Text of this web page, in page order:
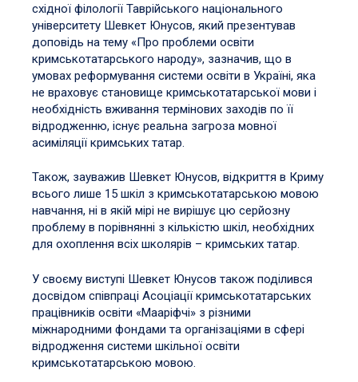
східної філології Таврійського національного
університету Шевкет Юнусов, який презентував
доповідь на тему «Про проблеми освіти
кримськотатарського народу», зазначив, що в
умовах реформування системи освіти в Україні, яка
не враховує становище кримськотатарської мови і
необхідність вживання термінових заходів по її
відродженню, існує реальна загроза мовної
асиміляції кримських татар.
Також, зауважив Шевкет Юнусов, відкриття в Криму
всього лише 15 шкіл з кримськотатарською мовою
навчання, ні в якій мірі не вирішує цю серйозну
проблему в порівнянні з кількістю шкіл, необхідних
для охоплення всіх школярів – кримських татар.
У своєму виступі Шевкет Юнусов також поділився
досвідом співпраці Асоціації кримськотатарських
працівників освіти «Мааріфчі» з різними
міжнародними фондами та організаціями в сфері
відродження системи шкільної освіти
кримськотатарською мовою.